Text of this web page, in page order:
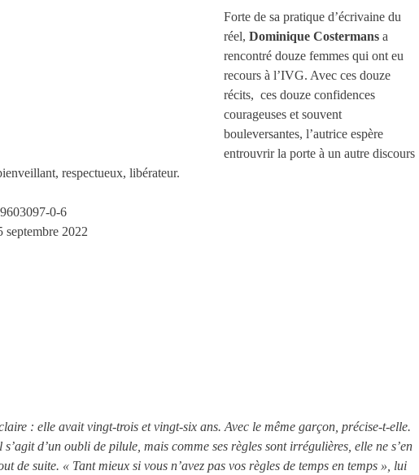
Forte de sa pratique d’écrivaine du
réel, Dominique Costermans a
rencontré douze femmes qui ont eu
recours à l’IVG. Avec ces douze
récits,  ces douze confidences
courageuses et souvent
bouleversantes, l’autrice espère
entrouvrir la porte à un autre discours
respectueux, libérateur.
0-6
septembre 2022
: elle avait vingt-trois et vingt-six ans. Avec le même garçon, précise-t-elle.
d’un oubli de pilule, mais comme ses règles sont irrégulières, elle ne s’en
de suite. « Tant mieux si vous n’avez pas vos règles de temps en temps », lui